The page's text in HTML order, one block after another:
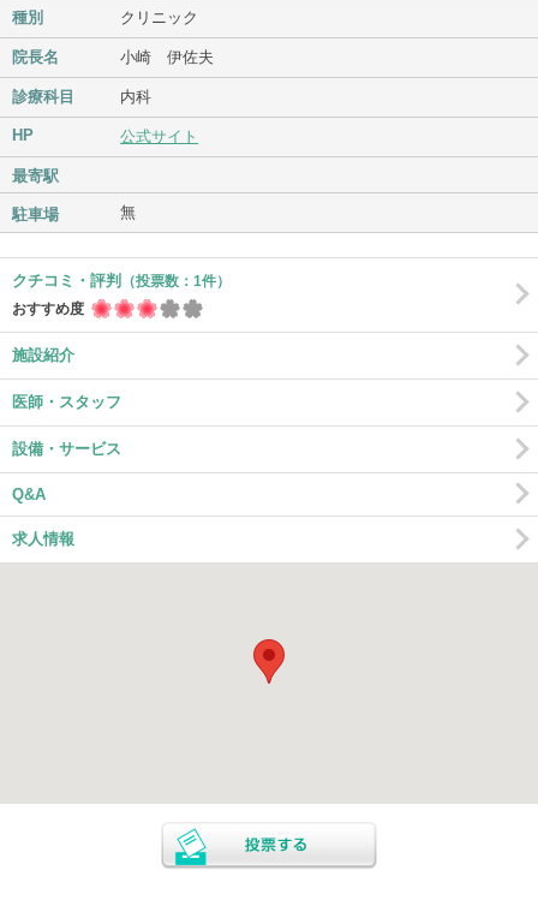
種別 クリニック
院長名 小崎 伊佐夫
診療科目 内科
HP 公式サイト
最寄駅
駐車場 無
クチコミ・評判 （投票数：1件）
おすすめ度
施設紹介
医師・スタッフ
設備・サービス
Q&A
求人情報